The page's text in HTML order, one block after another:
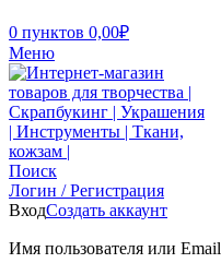
0 пунктов 0,00₽
Меню
Поиск
Логин / Регистрация
ВходСоздать аккаунт
Имя пользователя или Email